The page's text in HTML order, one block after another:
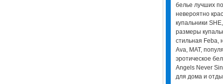
белье лучших
невероятно
купальники
размеры
стильная Feba,
Ava, MAT,
эротическое
Angels Never
для дома и